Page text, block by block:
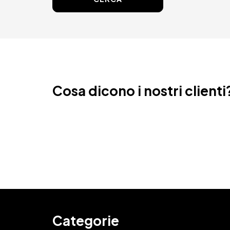
Cosa dicono i nostri
Categorie